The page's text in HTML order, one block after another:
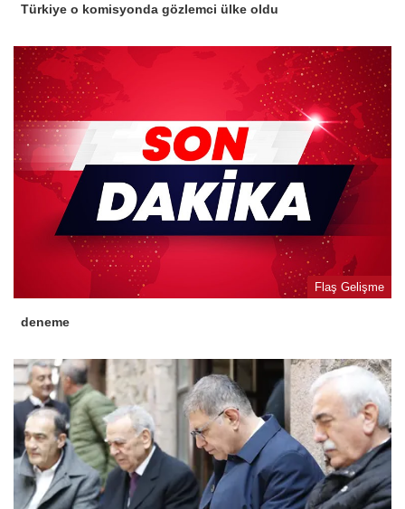
Türkiye o komisyonda gözlemci ülke oldu
Flaş Gelişme
deneme